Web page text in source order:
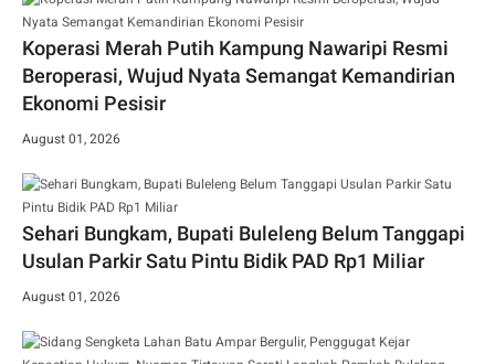
Koperasi Merah Putih Kampung Nawaripi Resmi
Beroperasi, Wujud Nyata Semangat Kemandirian
Ekonomi Pesisir
August 01, 2026
Sehari Bungkam, Bupati Buleleng Belum Tanggapi
Usulan Parkir Satu Pintu Bidik PAD Rp1 Miliar
August 01, 2026